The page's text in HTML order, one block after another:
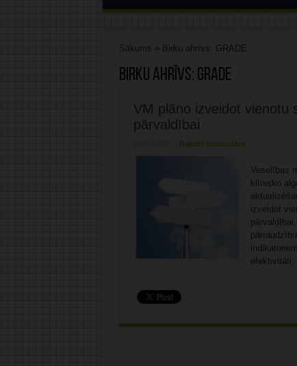
Sākums » Birku ahrīvs: GRADE
Birku ahrīvs: GRADE
VM plāno izveidot vienotu
pārvaldībai
Rakstīt komentāru
Veselības
klīnisko
izveidot
efektivitāti,